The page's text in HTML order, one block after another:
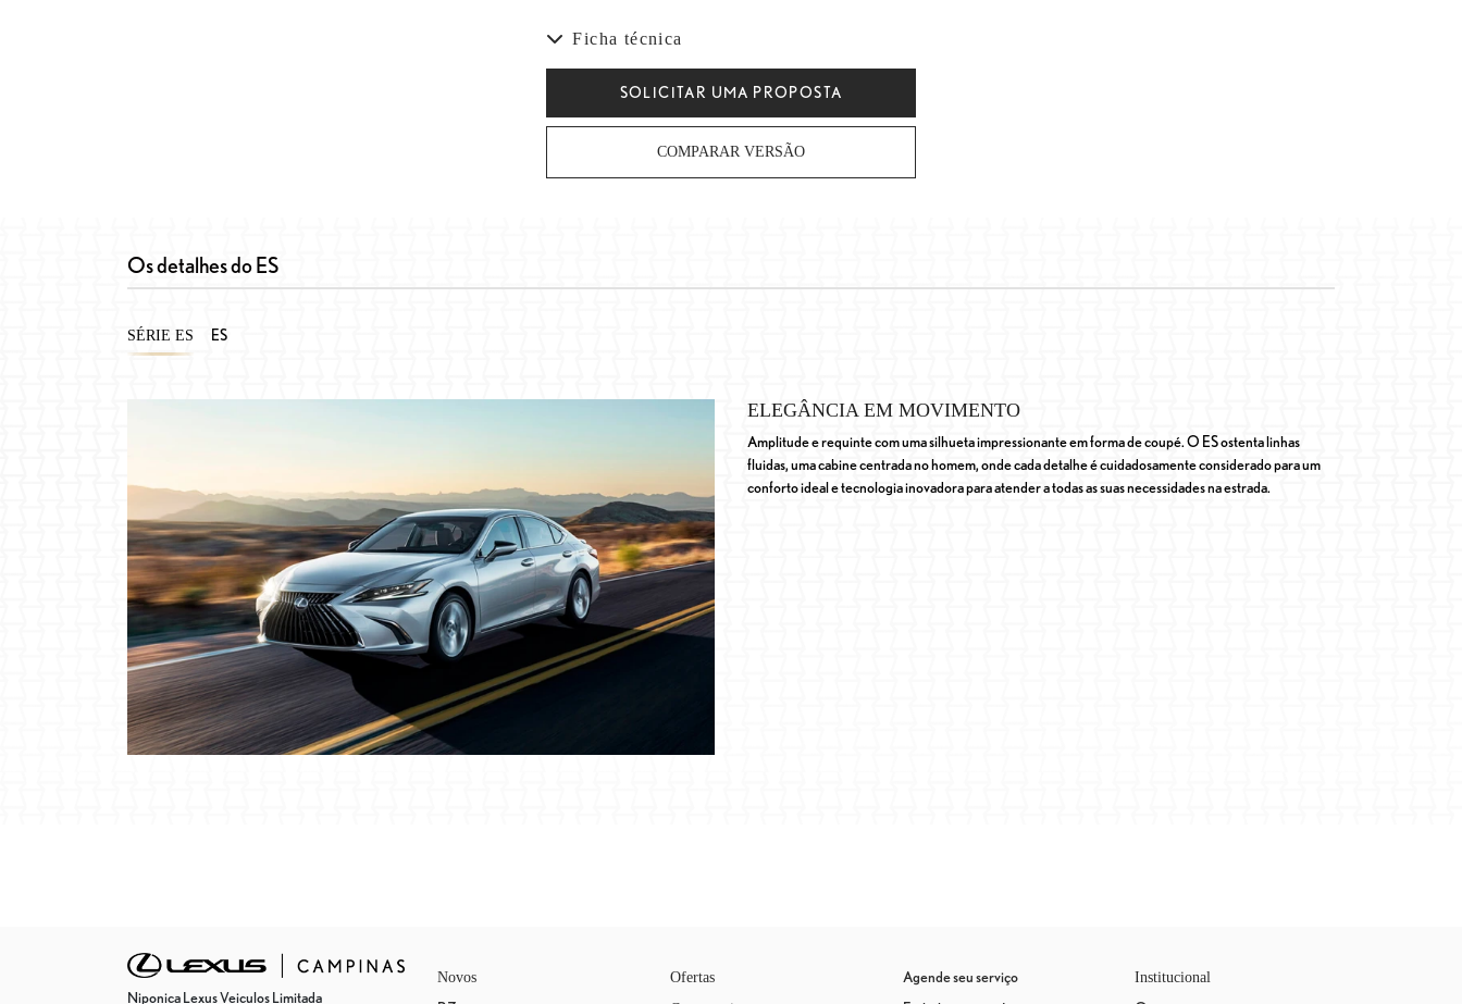
Ficha técnica
SOLICITAR UMA PROPOSTA
COMPARAR VERSÃO
Os detalhes do ES
SÉRIE ES ES
ELEGÂNCIA EM MOVIMENTO
Amplitude e requinte com uma silhueta impressionante em forma de coupé. O ES ostenta linhas
fluidas, uma cabine centrada no homem, onde cada detalhe é cuidadosamente considerado para um
conforto ideal e tecnologia inovadora para atender a todas as suas necessidades na estrada.
Niponica Lexus Veiculos Limitada
Novos
Ofertas
Agende seu serviço
Institucional